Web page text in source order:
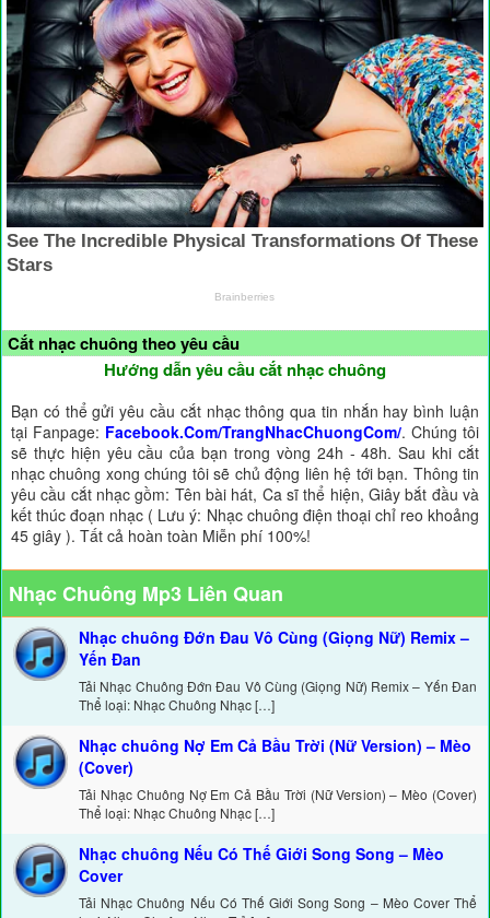
Cắt nhạc chuông theo yêu cầu
Hướng dẫn yêu cầu cắt nhạc chuông
Bạn có thể gửi yêu cầu cắt nhạc thông qua tin nhắn hay bình luận
tại Fanpage: Facebook.Com/TrangNhacChuongCom/. Chúng tôi
sẽ thực hiện yêu cầu của bạn trong vòng 24h - 48h. Sau khi cắt
nhạc chuông xong chúng tôi sẽ chủ động liên hệ tới bạn. Thông tin
yêu cầu cắt nhạc gồm: Tên bài hát, Ca sĩ thể hiện, Giây bắt đầu và
kết thúc đoạn nhạc ( Lưu ý: Nhạc chuông điện thoại chỉ reo khoảng
45 giây ). Tất cả hoàn toàn Miễn phí 100%!
Nhạc Chuông Mp3 Liên Quan
Nhạc chuông Đớn Đau Vô Cùng (Giọng Nữ) Remix –
Yến Đan
Tải Nhạc Chuông Đớn Đau Vô Cùng (Giọng Nữ) Remix – Yến Đan
Thể loại: Nhạc Chuông Nhạc […]
Nhạc chuông Nợ Em Cả Bầu Trời (Nữ Version) – Mèo
(Cover)
Tải Nhạc Chuông Nợ Em Cả Bầu Trời (Nữ Version) – Mèo (Cover)
Thể loại: Nhạc Chuông Nhạc […]
Nhạc chuông Nếu Có Thế Giới Song Song – Mèo
Cover
Tải Nhạc Chuông Nếu Có Thế Giới Song Song – Mèo Cover Thể